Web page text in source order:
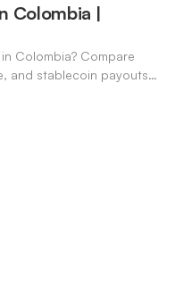
Colombia |
Colombia? Compare
and stablecoin payouts.